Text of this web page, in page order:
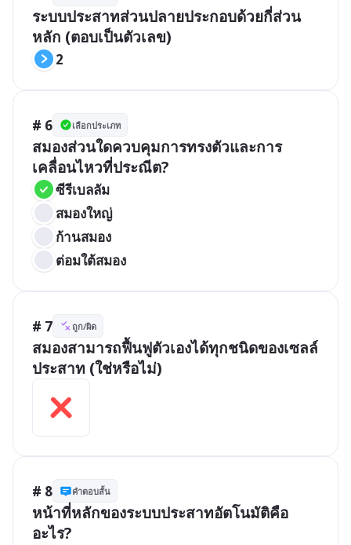
ระบบประสาทส่วนปลายประกอบด้วยกี่ส่วน
หลัก (ตอบเป็นตัวเลข)
2
# 6 เลือกประเภท
สมองส่วนใดควบคุมการทรงตัวและการ
เคลื่อนไหวที่ประณีต?
ซีรีเบลลัม
สมองใหญ่
ก้านสมอง
ต่อมใต้สมอง
# 7 ถูก/ผิด
สมองสามารถฟื้นฟูตัวเองได้ทุกชนิดของเซลล์
ประสาท (ใช่หรือไม่)
# 8 คำตอบสั้น
หน้าที่หลักของระบบประสาทอัตโนมัติคือ
อะไร?